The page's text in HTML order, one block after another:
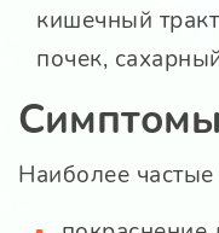
кишечный
почек,
Симптомы
Наиболее